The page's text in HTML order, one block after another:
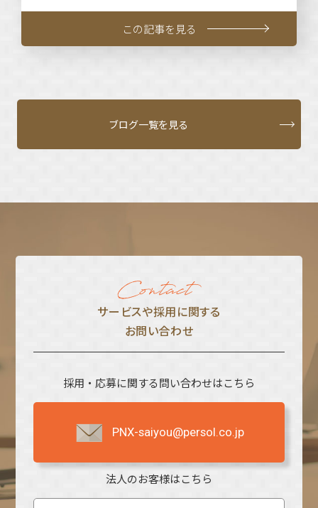
この記事を見る
ブログ一覧を見る
サービスや採⽤に関する
お問い合わせ
採用・応募に関する問い合わせはこちら
PNX-saiyou@persol.co.jp
法人のお客様はこちら